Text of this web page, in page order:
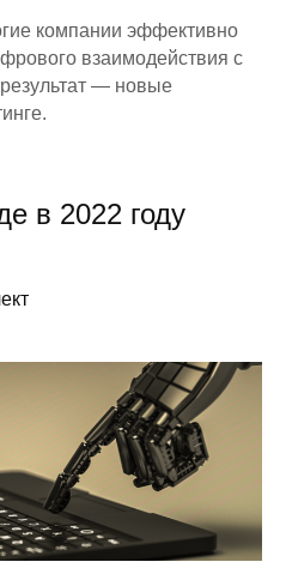
компании эффективно
взаимодействия с
— новые
в 2022 году